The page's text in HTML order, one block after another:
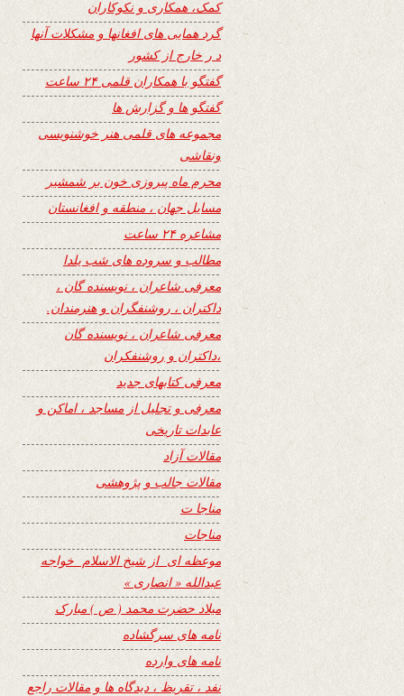
کمک، همکاری و نکوکاران
گرد همایی های افغانها و مشکلات آنها
د ر خارج از کشور
گفتگو با همکاران قلمی ۲۴ ساعت
گفتگو ها و گزارش ها
مجموعه های قلمی هنر خوشنویسی
ونقاشی
محرم ماه پیروزی خون بر شمشیر
مسایل جهان ، منطقه و افغانستان
مشاعره ۲۴ ساعت
مطالب و سروده های شب یلدا
معرفی شاعران ، نویسنده گان ،
داکتران ، روشنفگران و هنرمندان.
معرفی شاعران ، نویسنده گان
،داکتران و روشنفکران
معرفی کتابهای جدید
معرفی و تجلیل از مساجد ، اماکن و
عابدات تاریخی
مقالات آزاد
مقالات جالب و پژوهشی
مناجا ت
مناجات
موعظه ای از شیخ الاسلام خواجه
عبدالله « انصاری »
میلاد حضرت محمد ( ص ) مبارک
نامه های سرگشاده
نامه های وارده
نفد ، تقریظ ، دیدگاه ها و مقالات راجع